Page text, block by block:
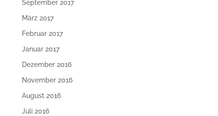
September 2017
März 2017
Februar 2017
Januar 2017
Dezember 2016
November 2016
August 2016
Juli 2016